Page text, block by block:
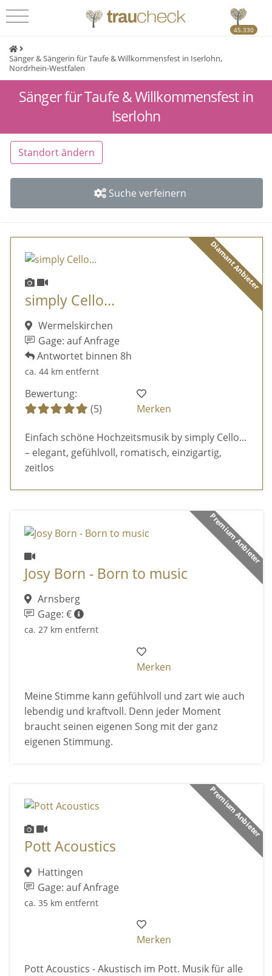
45.330
Sänger & Sängerin für Taufe & Willkommensfest in Iserlohn,
Nordrhein-Westfalen
Sänger für Taufe & Willkommensfest in
Iserlohn
Standort ändern
Suche verfeinern
Diamant Anbieter
simply Cello...
Wermelskirchen
Gage: auf Anfrage
Antwortet binnen 8h
ca. 44 km entfernt
Bewertung:
(5)
Merken
Einfach schöne Hochzeitsmusik by simply Cello...
– elegant, gefühlvoll, romatisch, einzigartig,
zeitlos
Premium Anbieter
Josy Born - Born to music
Arnsberg
Gage: €
ca. 27 km entfernt
Merken
Meine Stimme kann gefühlvoll und zart wie auch
lebendig und kraftvoll. Denn jeder Moment
braucht seinen eigenen Song mit der ganz
eigenen Stimmung.
Premium Anbieter
Pott Acoustics
Hattingen
Gage: auf Anfrage
ca. 35 km entfernt
Merken
Pott Acoustics - Akustisch im Pott. Musik für alle